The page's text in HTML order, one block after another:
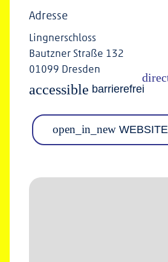
Adresse
Lingnerschloss
Bautzner Straße 132
01099 Dresden
accessible barrierefrei
open_in_new WEBSITE